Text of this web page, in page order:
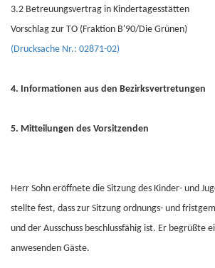
3.2 Betreuungsvertrag in Kindertagesstätten
Vorschlag zur TO (Fraktion B'90/Die Grünen)
(Drucksache Nr.: 02871-02)
4. Informationen aus den Bezirksvertretungen
5. Mitteilungen des Vorsitzenden
Herr Sohn eröffnete die Sitzung des Kinder- und
stellte fest, dass zur Sitzung ordnungs- und
und der Ausschuss beschlussfähig ist. Er begrüßte
anwesenden Gäste.